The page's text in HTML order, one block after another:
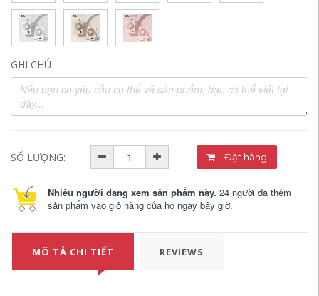
GHI CHÚ
SỐ LƯỢNG: Đặt hàng
Nhiều người đang xem sản phẩm này. 24 người đã thêm
sản phẩm vào giỏ hàng của họ ngay bây giờ.
MÔ TẢ CHI TIẾT REVIEWS